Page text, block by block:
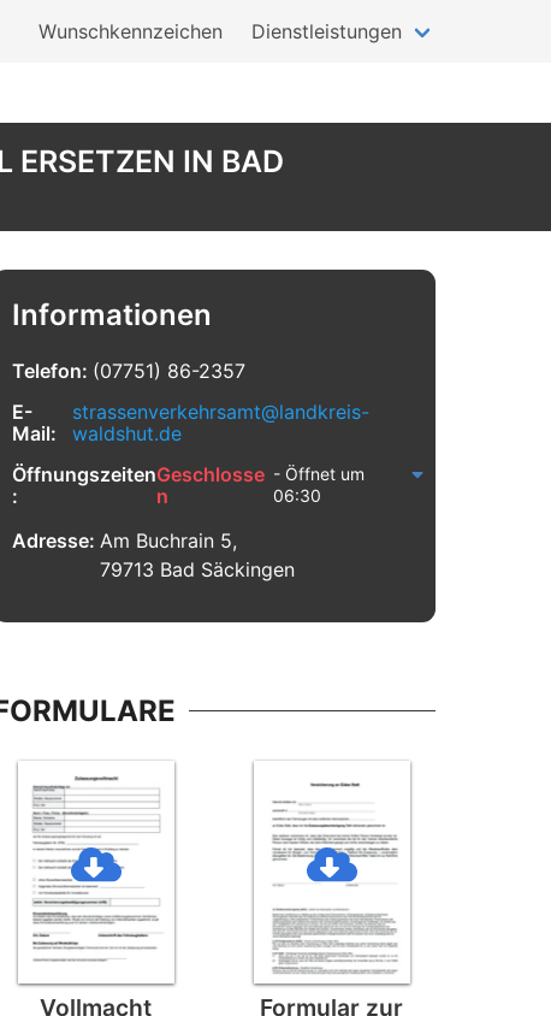
Wunschkennzeichen Dienstleistungen
ERSETZEN IN BAD
Informationen
Telefon: (07751) 86-2357
E-
Mail:
strassenverkehrsamt@landkreis-
waldshut.de
Öffnungszeiten
:
Geschlosse
n
- Öffnet um
06:30
Adresse: Am Buchrain 5,
79713 Bad Säckingen
Vollmacht
Formular zur